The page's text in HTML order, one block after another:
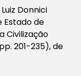
Donnici
Estado de
Civilização
201-235), de